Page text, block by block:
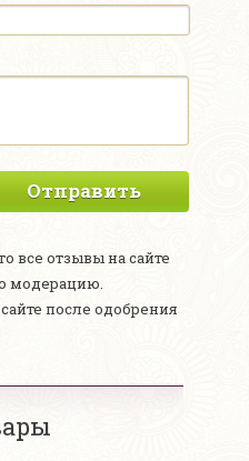
Отправить
все отзывы на сайте
модерацию.
после одобрения